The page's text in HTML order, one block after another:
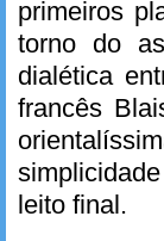
primeiros
torno do
dialética
francês
leito final.